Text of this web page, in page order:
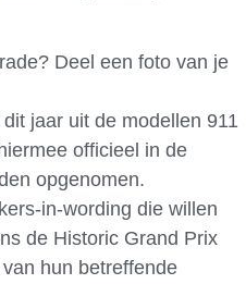
Deel een foto van je
jaar uit de modellen 911
officieel in de
opgenomen.
in-wording die willen
de Historic Grand Prix
hun betreffende